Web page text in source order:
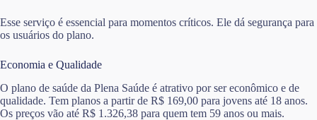
Esse serviço é essencial para momentos críticos. Ele dá segurança para
os usuários do plano.
Economia e Qualidade
O plano de saúde da Plena Saúde é atrativo por ser econômico e de
qualidade. Tem planos a partir de R$ 169,00 para jovens até 18 anos.
Os preços vão até R$ 1.326,38 para quem tem 59 anos ou mais.